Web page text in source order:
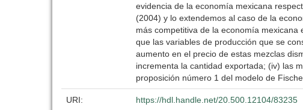
evidencia de la economía mexicana
(2004) y lo extendemos al caso de la
más competitiva de la economía
que las variables de producción que se
aumento en el precio de estas mezclas
incrementa la cantidad exportada; (iv) las
proposición número 1 del modelo de
URI: https://hdl.handle.net/20.500.12104/83235